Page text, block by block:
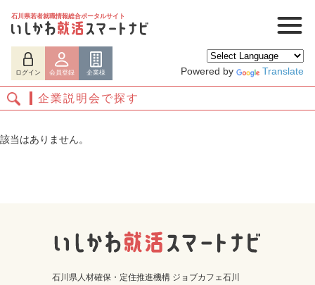
石川県若者就職情報総合ポータルサイト
ログイン 会員登録 企業様 Powered by Translate
ログイン 会員登録
企業説明会で探す
該当はありません。
石川県人材確保・定住推進機構 ジョブカフェ石川